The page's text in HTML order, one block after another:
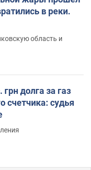
в реки.
область и
долга за газ
счетчика: судья